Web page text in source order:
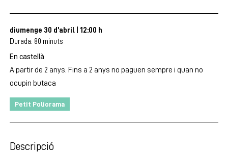
diumenge 30 d’abril 12:00 h
Durada: 80 minuts
En castellà
A partir de 2 anys. Fins a 2 anys no paguen sempre i quan no
ocupin butaca
Petit Poliorama
Descripció